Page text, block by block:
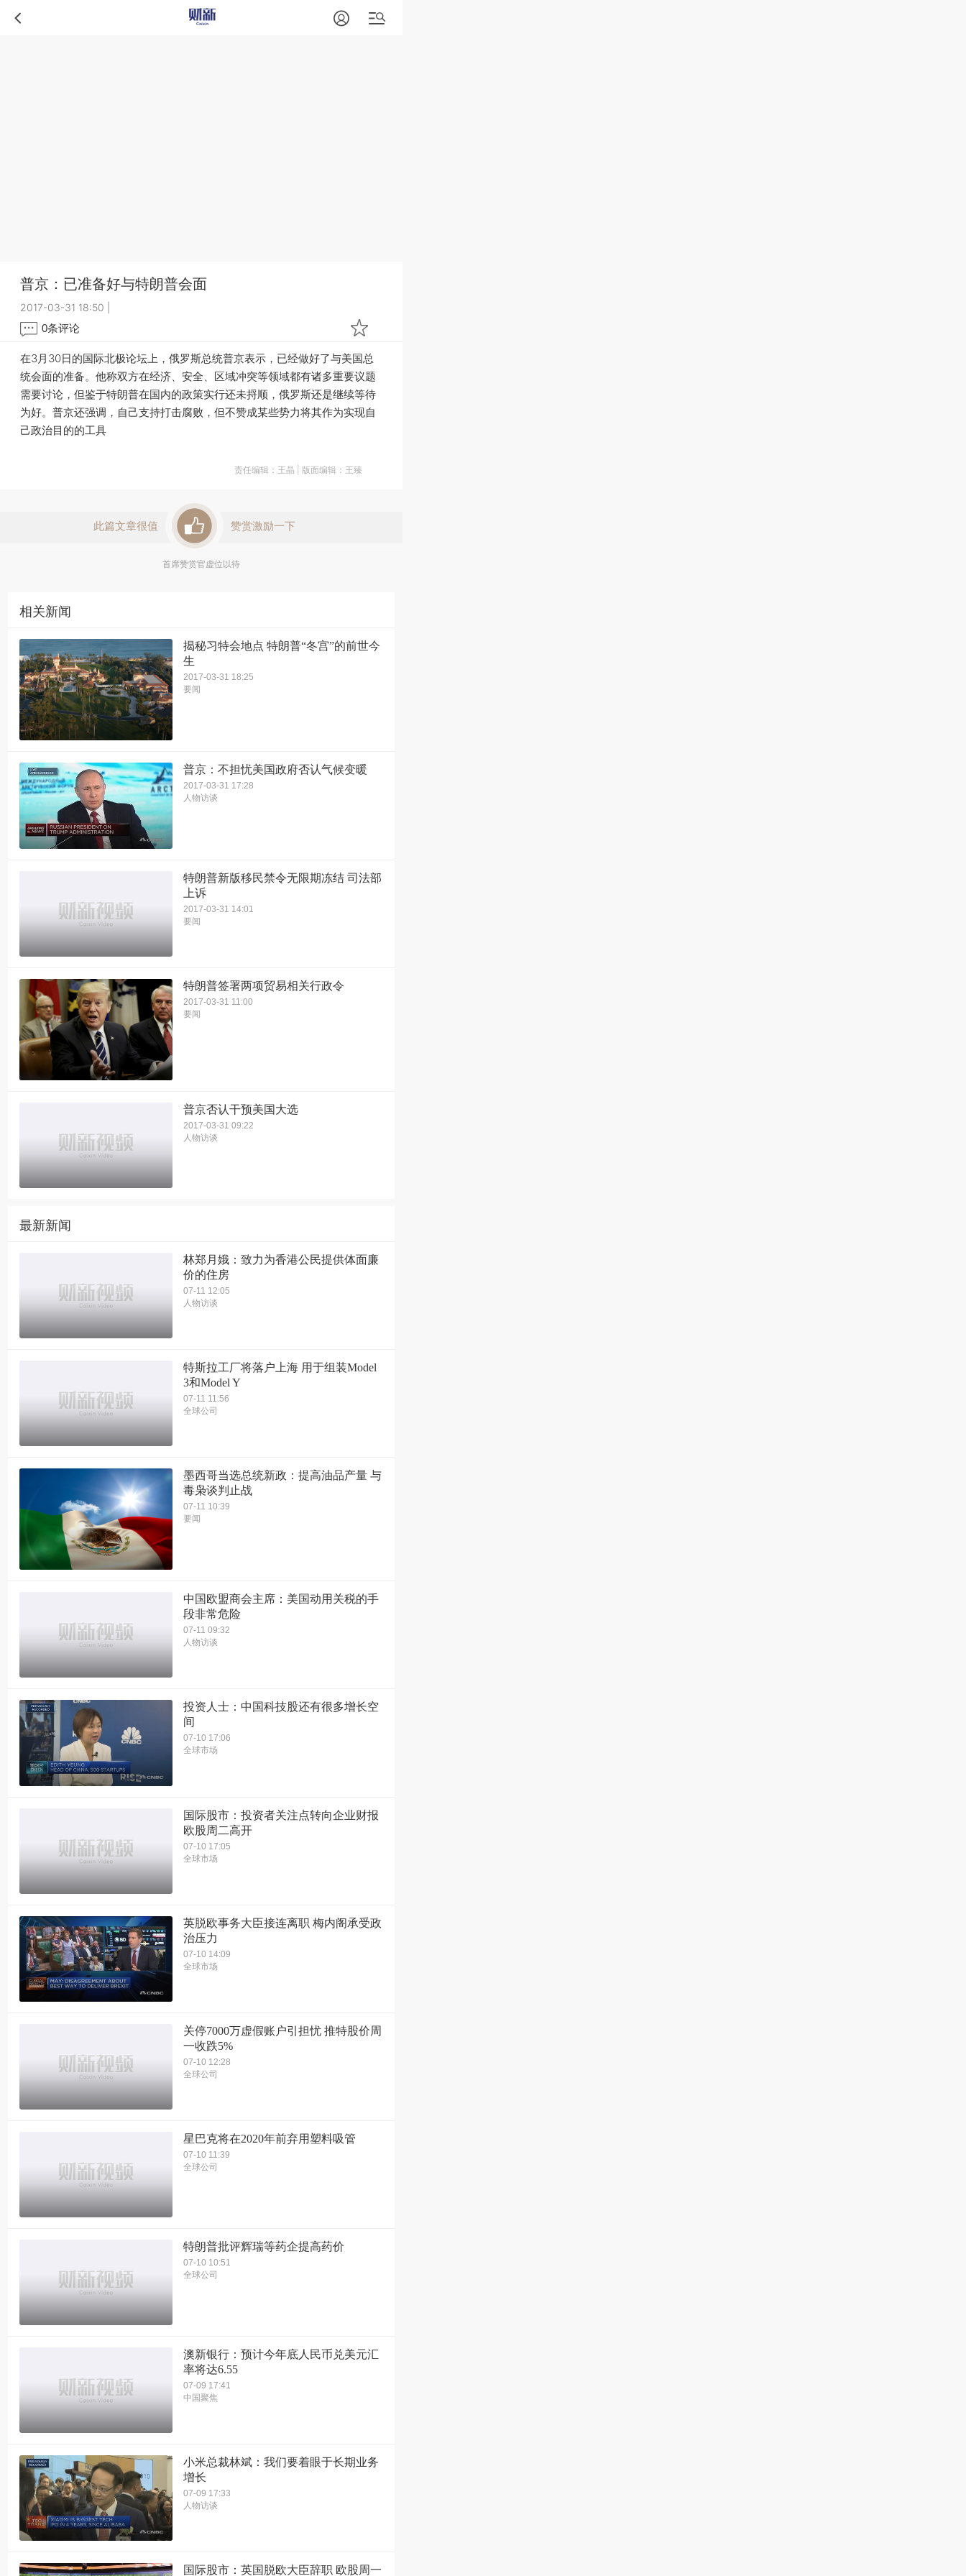
普京：已准备好与特朗普会面
2017-03-31 18:50
0条评论
在3月30日的国际北极论坛上，俄罗斯总统普京表示，已经做好了与美国总
统会面的准备。他称双方在经济、安全、区域冲突等领域都有诸多重要议题
需要讨论，但鉴于特朗普在国内的政策实行还未捋顺，俄罗斯还是继续等待
为好。普京还强调，自己支持打击腐败，但不赞成某些势力将其作为实现自
己政治目的的工具
责任编辑：王晶 | 版面编辑：王臻
此篇文章很值 赞赏激励一下
首席赞赏官虚位以待
相关新闻
揭秘习特会地点 特朗普“冬宫”的前世今
生
2017-03-31 18:25
要闻
普京：不担忧美国政府否认气候变暖
2017-03-31 17:28
人物访谈
特朗普新版移民禁令无限期冻结 司法部
上诉
2017-03-31 14:01
要闻
特朗普签署两项贸易相关行政令
2017-03-31 11:00
要闻
普京否认干预美国大选
2017-03-31 09:22
人物访谈
最新新闻
林郑月娥：致力为香港公民提供体面廉
价的住房
07-11 12:05
人物访谈
特斯拉工厂将落户上海 用于组装Model
3和Model Y
07-11 11:56
全球公司
墨西哥当选总统新政：提高油品产量 与
毒枭谈判止战
07-11 10:39
要闻
中国欧盟商会主席：美国动用关税的手
段非常危险
07-11 09:32
人物访谈
投资人士：中国科技股还有很多增长空
间
07-10 17:06
全球市场
国际股市：投资者关注点转向企业财报
欧股周二高开
07-10 17:05
全球市场
英脱欧事务大臣接连离职 梅内阁承受政
治压力
07-10 14:09
全球市场
关停7000万虚假账户引担忧 推特股价周
一收跌5%
07-10 12:28
全球公司
星巴克将在2020年前弃用塑料吸管
07-10 11:39
全球公司
特朗普批评辉瑞等药企提高药价
07-10 10:51
全球公司
澳新银行：预计今年底人民币兑美元汇
率将达6.55
07-09 17:41
中国聚焦
小米总裁林斌：我们要着眼于长期业务
增长
07-09 17:33
人物访谈
国际股市：英国脱欧大臣辞职 欧股周一